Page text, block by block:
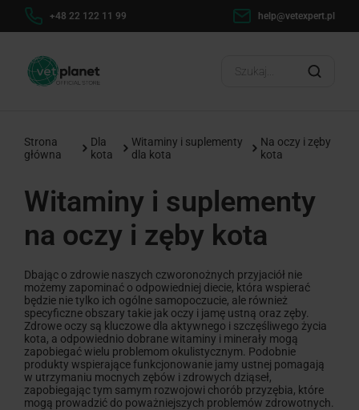
+48 22 122 11 99 help@vetexpert.pl
Strona
główna
Dla
kota
Witaminy i suplementy
dla kota
Na oczy i zęby
kota
Witaminy i suplementy
na oczy i zęby kota
Dbając o zdrowie naszych czworonożnych przyjaciół nie
możemy zapominać o odpowiedniej diecie, która wspierać
będzie nie tylko ich ogólne samopoczucie, ale również
specyficzne obszary takie jak oczy i jamę ustną oraz zęby.
Zdrowe oczy są kluczowe dla aktywnego i szczęśliwego życia
kota, a odpowiednio dobrane witaminy i minerały mogą
zapobiegać wielu problemom okulistycznym. Podobnie
produkty wspierające funkcjonowanie jamy ustnej pomagają
w utrzymaniu mocnych zębów i zdrowych dziąseł,
zapobiegając tym samym rozwojowi chorób przyzębia, które
mogą prowadzić do poważniejszych problemów zdrowotnych.